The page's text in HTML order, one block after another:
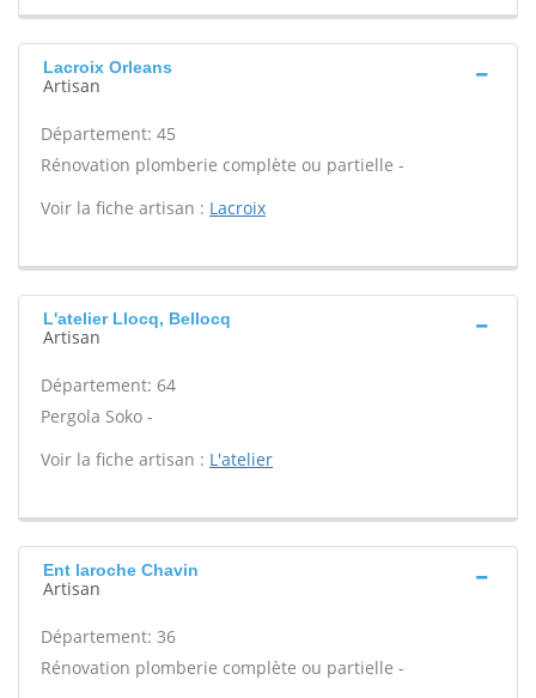
Lacroix Orleans
Artisan
Département: 45
Rénovation plomberie complète ou partielle -
Voir la fiche artisan : Lacroix
L'atelier Llocq, Bellocq
Artisan
Département: 64
Pergola Soko -
Voir la fiche artisan : L'atelier
Ent laroche Chavin
Artisan
Département: 36
Rénovation plomberie complète ou partielle -